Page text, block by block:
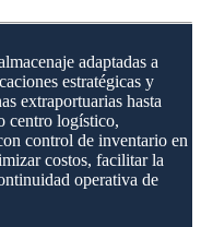
adaptadas a
estratégicas y
extraportuarias hasta
centro logístico,
control de inventario en
costos, facilitar la
operativa de